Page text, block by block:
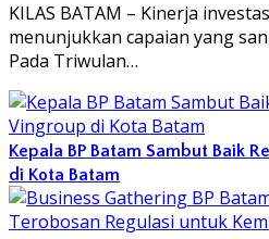
KILAS BATAM – Kinerja
menunjukkan capaian yang
Pada Triwulan…
Kepala BP Batam Sambut Baik
di Kota Batam